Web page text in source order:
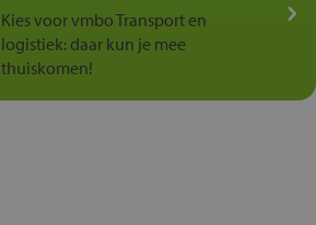
Kies voor vmbo Transport en
logistiek: daar kun je mee
thuiskomen!